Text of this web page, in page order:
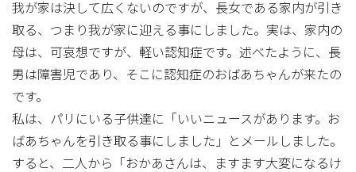
我が家は決して広くないのですが、長女である家内が引き
取る、つまり我が家に迎える事にしました。実は、家内の
母は、可哀想ですが、軽い認知症です。述べたように、長
男は障害児であり、そこに認知症のおばあちゃんが来たの
です。
私は、パリにいる子供達に「いいニュースがあります。お
ばあちゃんを引き取る事にしました」とメールしました。
すると、二人から「おかあさんは、ますます大変になるけ